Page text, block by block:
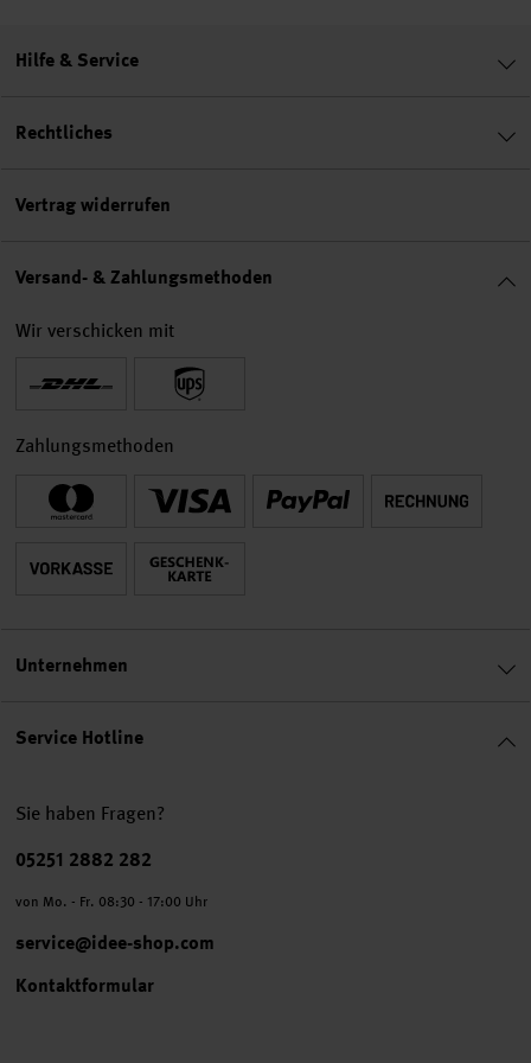
Service Hotline
Sie haben Fragen?
Telefonnummer
05251 2882 282
von Mo. - Fr. 08:30 - 17:00 Uhr
service@idee-shop.com
Kontaktformular
Hilfe & Service
Rechtliches
Vertrag widerrufen
Versand- & Zahlungsmethoden
Wir verschicken mit
Zahlungsmethoden
Unternehmen